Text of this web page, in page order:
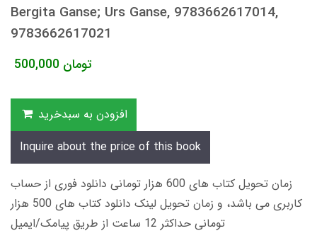
Bergita Ganse; Urs Ganse, 9783662617014,
9783662617021
500,000 تومان
افزودن به سبدخرید
Inquire about the price of this book
زمان تحویل کتاب های 600 هزار تومانی دانلود فوری از حساب
کاربری می باشد، و زمان تحویل لینک دانلود کتاب های 500 هزار
تومانی حداکثر 12 ساعت از طریق پیامک/ایمیل